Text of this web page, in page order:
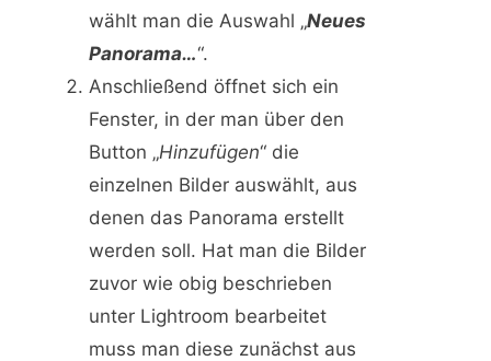
wählt man die Auswahl „Neues
Panorama…“.
Anschließend öffnet sich ein
Fenster, in der man über den
Button „Hinzufügen“ die
einzelnen Bilder auswählt, aus
denen das Panorama erstellt
werden soll. Hat man die Bilder
zuvor wie obig beschrieben
unter Lightroom bearbeitet
muss man diese zunächst aus